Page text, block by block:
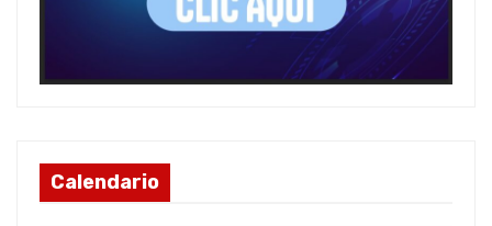
Calendario